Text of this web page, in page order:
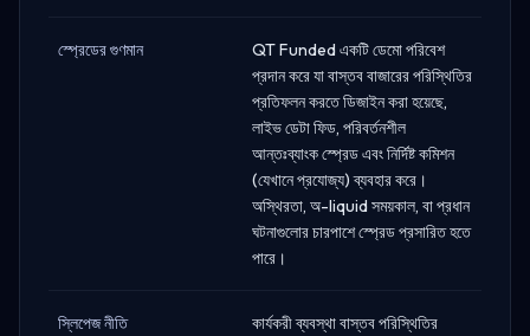
স্প্রেডের গুণমান
QT Funded একটি ডেমো পরিবেশ
প্রদান করে যা বাস্তব বাজারের পরিস্থিতির
প্রতিফলন করতে ডিজাইন করা হয়েছে,
লাইভ ডেটা ফিড, পরিবর্তনশীল
আন্তঃব্যাংক স্প্রেড এবং নির্দিষ্ট কমিশন
(যেখানে প্রযোজ্য) ব্যবহার করে।
অস্থিরতা, অ-liquid সময়কাল, বা প্রধান
ঘটনাগুলোর চারপাশে স্প্রেড প্রসারিত হতে
পারে।
স্লিপেজ নীতি
কার্যকরী ব্যবস্থা বাস্তব পরিস্থিতির